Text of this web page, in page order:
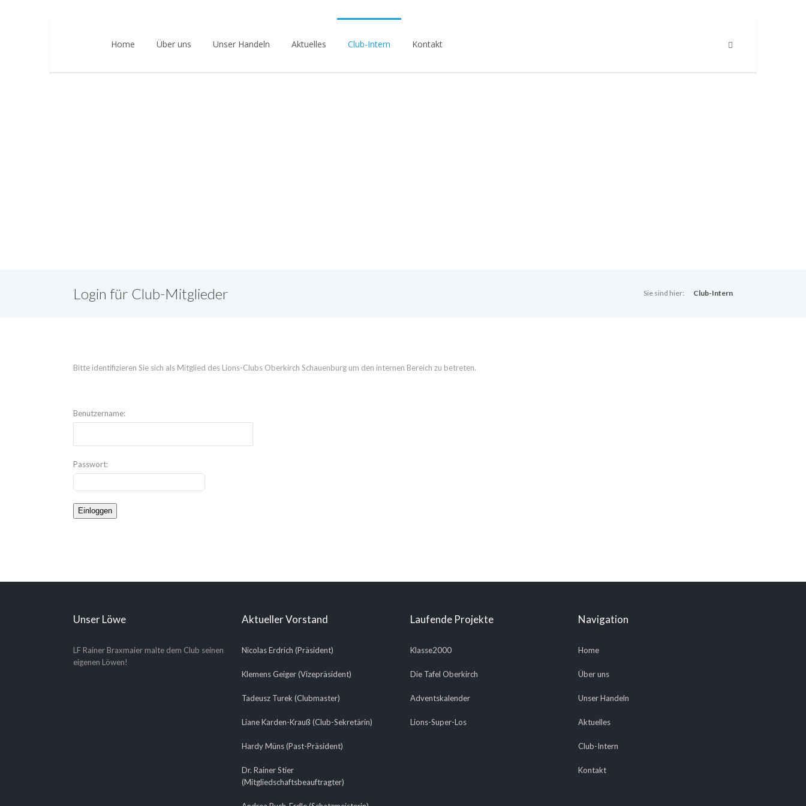
Home Über uns Unser Handeln Aktuelles Club-Intern Kontakt
Login für Club-Mitglieder Sie sind hier: Club-Intern
Bitte identifizieren Sie sich als Mitglied des Lions-Clubs Oberkirch Schauenburg um den internen Bereich zu betreten.
Benutzername:
Passwort:
Unser Löwe
LF Rainer Braxmaier malte dem Club seinen
eigenen Löwen!
Aktueller Vorstand
Nicolas Erdrich (Präsident)
Klemens Geiger (Vizepräsident)
Tadeusz Turek (Clubmaster)
Liane Karden-Krauß (Club-Sekretärin)
Hardy Müns (Past-Präsident)
Dr. Rainer Stier
(Mitgliedschaftsbeauftragter)
Laufende Projekte
Klasse2000
Die Tafel Oberkirch
Adventskalender
Lions-Super-Los
Navigation
Home
Über uns
Unser Handeln
Aktuelles
Club-Intern
Kontakt